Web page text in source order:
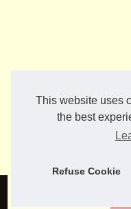
This website uses
the best
Refuse Cookie